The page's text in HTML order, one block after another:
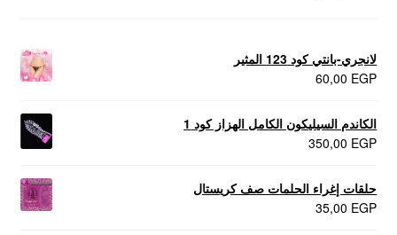
لانجري-بانتي كود 123 المثير
60,00 EGP
الكاندم السيليكون الكامل الهزاز كود 1
350,00 EGP
حلقات إغراء الحلمات صف كريستال
35,00 EGP